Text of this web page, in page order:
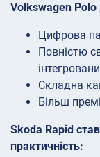
Volkswagen Polo
Цифрова
Повністю
Складна
Більш
Skoda Rapid
практичність: